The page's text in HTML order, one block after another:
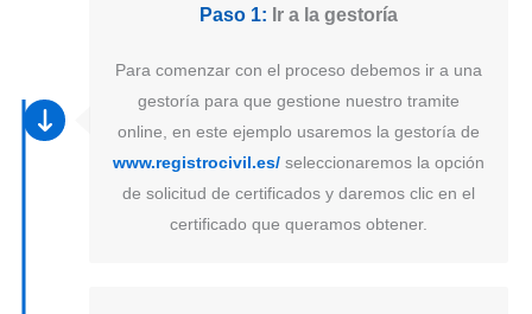
Paso 1: Ir a la gestoría
Para comenzar con el proceso debemos ir a una
gestoría para que gestione nuestro tramite
online, en este ejemplo usaremos la gestoría de
www.registrocivil.es/ seleccionaremos la opción
de solicitud de certificados y daremos clic en el
certificado que queramos obtener.